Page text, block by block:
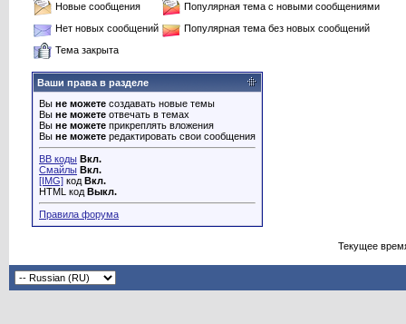
Новые сообщения
Популярная тема с новыми сообщениями
Нет новых сообщений
Популярная тема без новых сообщений
Тема закрыта
Ваши права в разделе
Вы не можете создавать новые темы
Вы не можете отвечать в темах
Вы не можете прикреплять вложения
Вы не можете редактировать свои сообщения
BB коды Вкл.
Смайлы Вкл.
[IMG] код Вкл.
HTML код Выкл.
Правила форума
Текущее